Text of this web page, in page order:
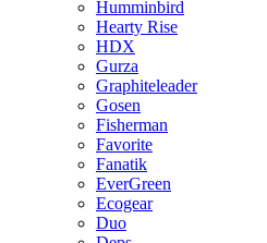
Humminbird
Hearty Rise
HDX
Gurza
Graphiteleader
Gosen
Fisherman
Favorite
Fanatik
EverGreen
Ecogear
Duo